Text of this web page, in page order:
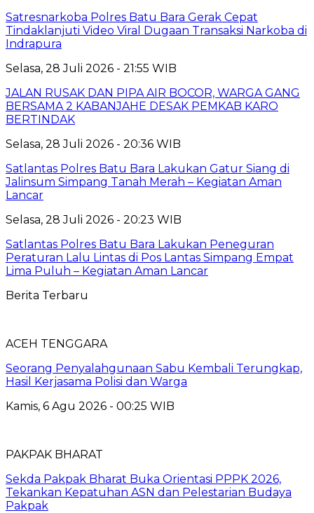
Satresnarkoba Polres Batu Bara Gerak Cepat
Tindaklanjuti Video Viral Dugaan Transaksi Narkoba di
Indrapura
Selasa, 28 Juli 2026 - 21:55 WIB
JALAN RUSAK DAN PIPA AIR BOCOR, WARGA GANG
BERSAMA 2 KABANJAHE DESAK PEMKAB KARO
BERTINDAK
Selasa, 28 Juli 2026 - 20:36 WIB
Satlantas Polres Batu Bara Lakukan Gatur Siang di
Jalinsum Simpang Tanah Merah – Kegiatan Aman
Lancar
Selasa, 28 Juli 2026 - 20:23 WIB
Satlantas Polres Batu Bara Lakukan Peneguran
Peraturan Lalu Lintas di Pos Lantas Simpang Empat
Lima Puluh – Kegiatan Aman Lancar
Berita Terbaru
ACEH TENGGARA
Seorang Penyalahgunaan Sabu Kembali Terungkap,
Hasil Kerjasama Polisi dan Warga
Kamis, 6 Agu 2026 - 00:25 WIB
PAKPAK BHARAT
Sekda Pakpak Bharat Buka Orientasi PPPK 2026,
Tekankan Kepatuhan ASN dan Pelestarian Budaya
Pakpak